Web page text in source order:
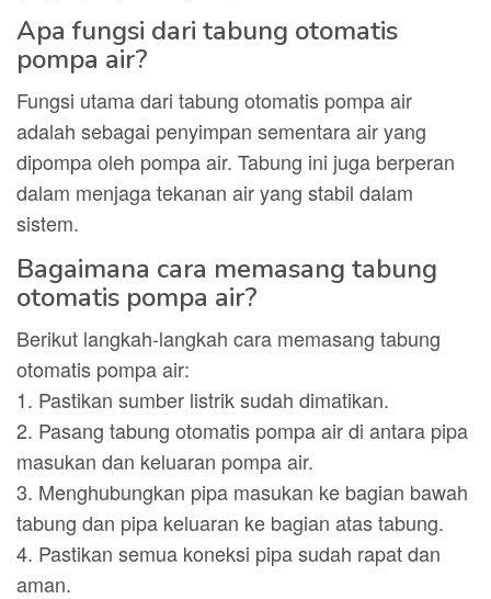
Apa fungsi dari tabung otomatis
pompa air?
Fungsi utama dari tabung otomatis pompa air
adalah sebagai penyimpan sementara air yang
dipompa oleh pompa air. Tabung ini juga berperan
dalam menjaga tekanan air yang stabil dalam
sistem.
Bagaimana cara memasang tabung
otomatis pompa air?
Berikut langkah-langkah cara memasang tabung
otomatis pompa air:
1. Pastikan sumber listrik sudah dimatikan.
2. Pasang tabung otomatis pompa air di antara pipa
masukan dan keluaran pompa air.
3. Menghubungkan pipa masukan ke bagian bawah
tabung dan pipa keluaran ke bagian atas tabung.
4. Pastikan semua koneksi pipa sudah rapat dan
aman.